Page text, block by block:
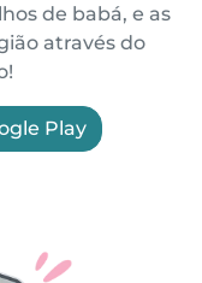
de babá, e as
através do
Play